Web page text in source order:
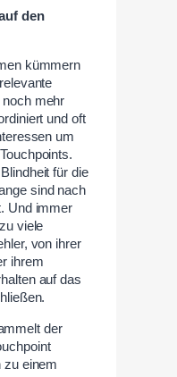
den
kümmern
mehr
und oft
um
für die
sind nach
Und immer
viele
von ihrer
ihrem
auf das
der
zu einem